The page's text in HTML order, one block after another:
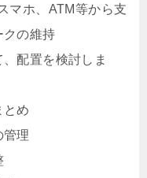
マホ、ATM等から支
クの維持
配置を検討しま
め
理